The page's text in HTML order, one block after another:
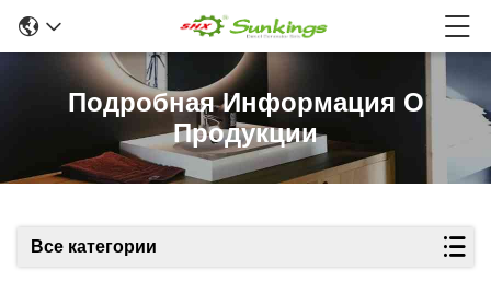
Подробная Информация О
Продукции
Все категории